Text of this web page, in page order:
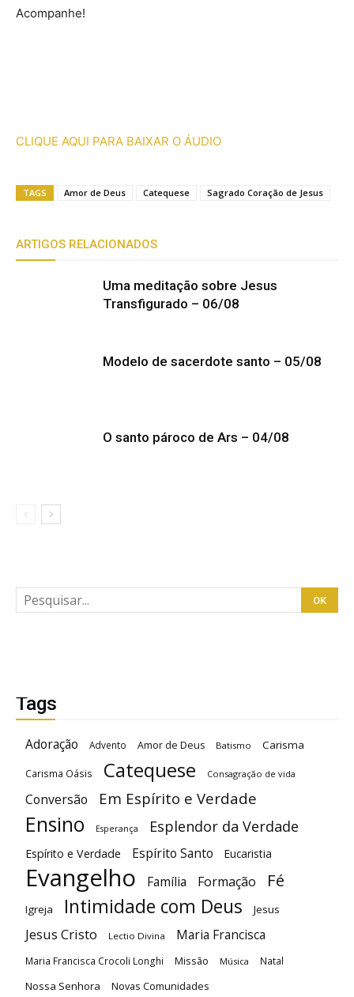
Acompanhe!
CLIQUE AQUI PARA BAIXAR O ÁUDIO
TAGS Amor de Deus Catequese Sagrado Coração de Jesus
ARTIGOS RELACIONADOS
Uma meditação sobre Jesus
Transfigurado – 06/08
Modelo de sacerdote santo – 05/08
O santo pároco de Ars – 04/08
Tags
Adoração Advento Amor de Deus Batismo Carisma
Carisma Oásis Catequese Consagração de vida
Conversão Em Espírito e Verdade
Ensino Esperança Esplendor da Verdade
Espírito e Verdade Espírito Santo Eucaristia
Evangelho Família Formação Fé
Igreja Intimidade com Deus Jesus
Jesus Cristo Lectio Divina Maria Francisca
Maria Francisca Crocoli Longhi Missão Música Natal
Nossa Senhora Novas Comunidades